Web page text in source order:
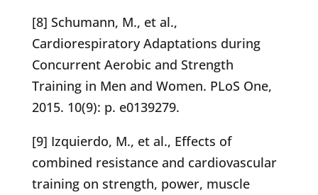
[8] Schumann, M., et al.,
Cardiorespiratory Adaptations during
Concurrent Aerobic and Strength
Training in Men and Women. PLoS One,
2015. 10(9): p. e0139279.
[9] Izquierdo, M., et al., Effects of
combined resistance and cardiovascular
training on strength, power, muscle